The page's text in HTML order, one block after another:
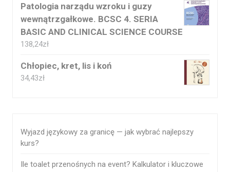
Patologia narządu wzroku i guzy
wewnątrzgałkowe. BCSC 4. SERIA
BASIC AND CLINICAL SCIENCE COURSE
138,24zł
Chłopiec, kret, lis i koń
34,43zł
Wyjazd językowy za granicę — jak wybrać najlepszy
kurs?
Ile toalet przenośnych na event? Kalkulator i kluczowe